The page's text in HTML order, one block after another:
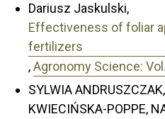
Dariusz Jaskulski,
Effectiveness of foliar
fertilizers
,Agronomy Science:
SYLWIA
KWIECIŃSKA-POPPE,